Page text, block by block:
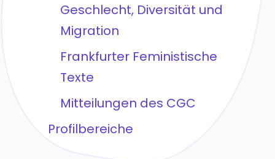
Geschlecht, Diversität und
Migration
Frankfurter Feministische
Texte
Mitteilungen des CGC
Profilbereiche